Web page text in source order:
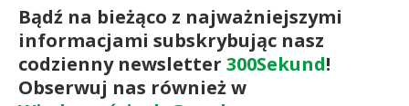
Bądź na bieżąco z najważniejszymi
informacjami subskrybując nasz
codzienny newsletter 300Sekund!
Obserwuj nas również w